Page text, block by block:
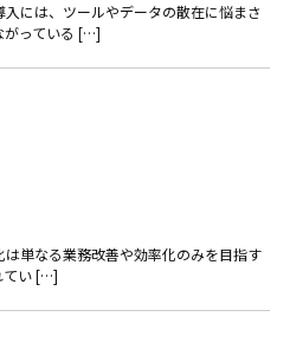
には、ツールやデータの散在に悩まさ
がっている […]
単なる業務改善や効率化のみを目指す
てい […]